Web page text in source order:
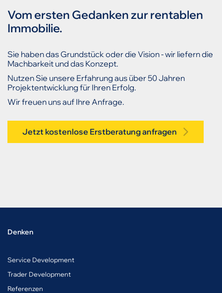
Vom ersten Gedanken zur rentablen
Immobilie.
Sie haben das Grundstück oder die Vision - wir liefern die
Machbarkeit und das Konzept.
Nutzen Sie unsere Erfahrung aus über 50 Jahren
Projektentwicklung für Ihren Erfolg.
Wir freuen uns auf Ihre Anfrage.
Jetzt kostenlose Erstberatung anfragen
Denken
Service Development
Trader Development
Referenzen